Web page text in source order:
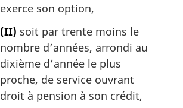
exerce son option,
(II) soit par trente moins le
nombre d’années, arrondi au
dixième d’année le plus
proche, de service ouvrant
droit à pension à son crédit,